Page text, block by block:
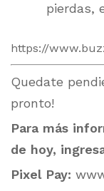
pierdas,
https://
Quedate
pronto!
Para más
de hoy,
Pixel Pay: